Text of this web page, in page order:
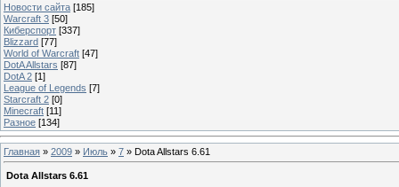
Новости сайта [185]
Warcraft 3 [50]
Киберспорт [337]
Blizzard [77]
World of Warcraft [47]
DotA Allstars [87]
DotA 2 [1]
League of Legends [7]
Starcraft 2 [0]
Minecraft [11]
Разное [134]
Главная » 2009 » Июль » 7 » Dota Allstars 6.61
Dota Allstars 6.61